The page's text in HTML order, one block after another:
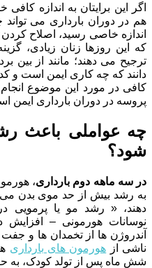
اگر این برایتان به اندازه
هم در دوران بارداری می
اندازه خاصی رسید، اصلاح
که این روزها زنان زیادی،
ترجیح می دهند؛ مانند از بین
دانند که چه کاری ایمن است و
کافی در مورد این موضوع انجام
پروسه در دوران بارداری ایمن
چه عواملی باعث
شود؟
در سه‌ ماهه دوم بارداری،
به رشد بیش از حد موی بدن
دهند، « رشد مو یا پرمویی
نوسانات هورمونی – افزایش
آندروژن ها از تخمدان ها و
ناشی از هورمون های بارداری
شش ماه پس از تولد کودک، به